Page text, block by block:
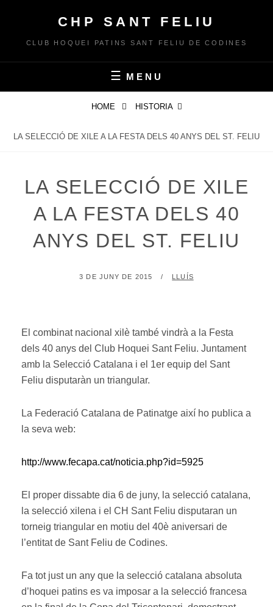
content
CHP SANT FELIU
CLUB HOQUEI PATINS SANT FELIU DE CODINES
MENU
HOME HISTORIA
LA SELECCIÓ DE XILE A LA FESTA DELS 40 ANYS DEL ST. FELIU
LA SELECCIÓ DE XILE
A LA FESTA DELS 40
ANYS DEL ST. FELIU
POSTED
3 DE JUNY DE 2015 BY
LLUÍS
El combinat nacional xilè també vindrà a la Festa
dels 40 anys del Club Hoquei Sant Feliu. Juntament
amb la Selecció Catalana i el 1er equip del Sant
Feliu disputaràn un triangular.
La Federació Catalana de Patinatge així ho publica a
la seva web:
http://www.fecapa.cat/noticia.php?id=5925
El proper dissabte dia 6 de juny, la selecció catalana,
la selecció xilena i el CH Sant Feliu disputaran un
torneig triangular en motiu del 40è aniversari de
l’entitat de Sant Feliu de Codines.
Fa tot just un any que la selecció catalana absoluta
d’hoquei patins es va imposar a la selecció francesa